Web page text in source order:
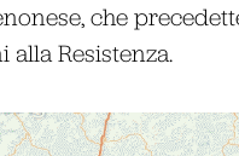
che
Resistenza.